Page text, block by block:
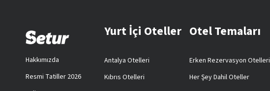
Hakkımızda
Resmi Tatiller 2026
Yurt İçi Oteller
Antalya Otelleri
Kıbrıs Otelleri
Otel Temaları
Erken Rezervasyon Otelleri
Her Şey Dahil Oteller